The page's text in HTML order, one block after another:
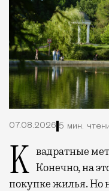
07.08.2026 5 мин.
Квадратные метры, планировки, вид из окон. Конечно, на
покупке жилья. Но